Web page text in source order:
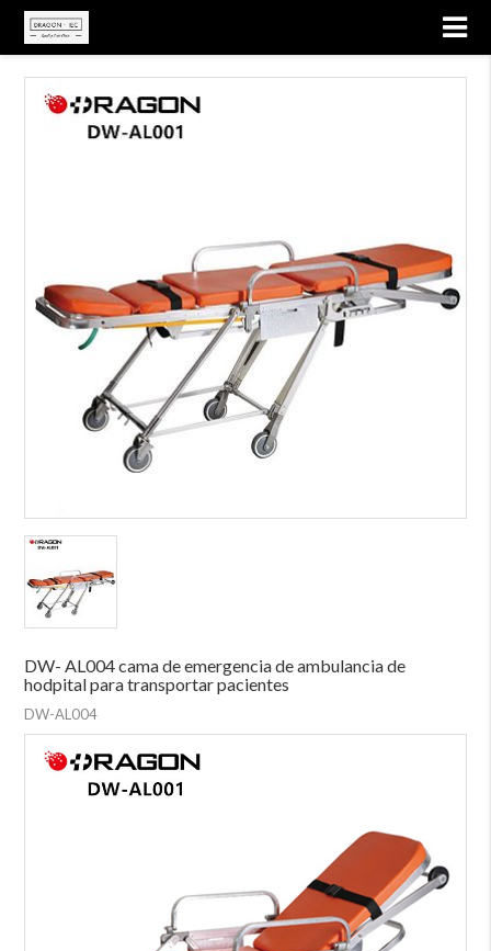
DW- AL004 cama de emergencia de ambulancia de
hodpital para transportar pacientes
DW-AL004